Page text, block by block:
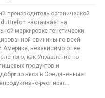
производитель органической
настаивает на
маркировке генетически
свинины по всей
Америке, независимо от ее
того, как Управление по
продуктов и
ввоз в Соединенные
респират...